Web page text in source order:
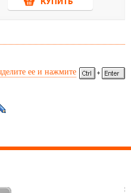
КУПИТЬ
ее и нажмите